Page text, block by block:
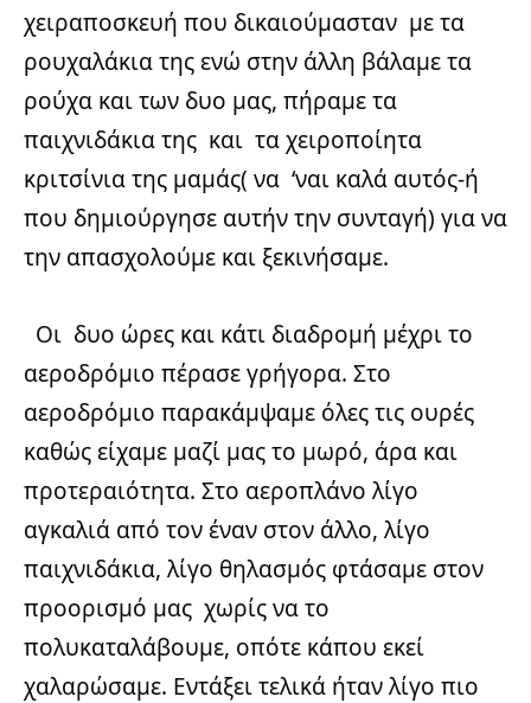
χειραποσκευή που δικαιούμασταν με τα
ρουχαλάκια της ενώ στην άλλη βάλαμε τα
ρούχα και των δυο μας, πήραμε τα
παιχνιδάκια της και τα χειροποίητα
κριτσίνια της μαμάς( να ‘ναι καλά αυτός-ή
που δημιούργησε αυτήν την συνταγή) για να
την απασχολούμε και ξεκινήσαμε.
Οι δυο ώρες και κάτι διαδρομή μέχρι το
αεροδρόμιο πέρασε γρήγορα. Στο
αεροδρόμιο παρακάμψαμε όλες τις ουρές
καθώς είχαμε μαζί μας το μωρό, άρα και
προτεραιότητα. Στο αεροπλάνο λίγο
αγκαλιά από τον έναν στον άλλο, λίγο
παιχνιδάκια, λίγο θηλασμός φτάσαμε στον
προορισμό μας χωρίς να το
πολυκαταλάβουμε, οπότε κάπου εκεί
χαλαρώσαμε. Εντάξει τελικά ήταν λίγο πιο